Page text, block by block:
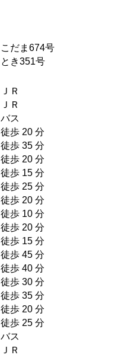
こだま674号
とき351号
ＪＲ
ＪＲ
バス
徒歩 20 分
徒歩 35 分
徒歩 20 分
徒歩 15 分
徒歩 25 分
徒歩 20 分
徒歩 10 分
徒歩 20 分
徒歩 15 分
徒歩 45 分
徒歩 40 分
徒歩 30 分
徒歩 35 分
徒歩 20 分
徒歩 25 分
バス
ＪＲ